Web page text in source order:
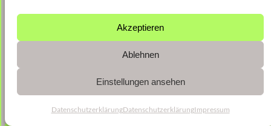
Akzeptieren
Ablehnen
Einstellungen ansehen
DatenschutzerklärungDatenschutzerklärungImpressum